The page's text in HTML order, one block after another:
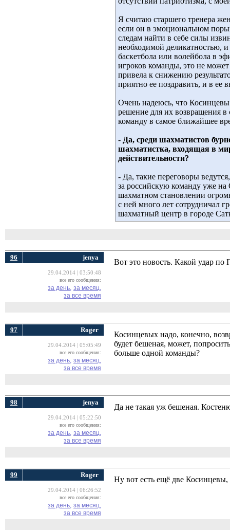
Я считаю старшего тренера
если он в эмоциональном
следам найти в себе силы
необходимой деликатностью,
баскетбола или волейбола в
игроков команды, это не
привела к снижению
приятно ее поздравить, и в ее
Очень надеюсь, что
решение для их возвращения
команду в самое ближайшее
- Да, среди шахматистов
шахматистка, входящая в
действительности?
- Да, такие переговоры
за российскую команду уже
шахматном становлении
с ней много лет сотрудничал
шахматный центр в городе
96 jenya
29.04.2014 | 03:50:48
все его сообщения:
за день, за месяц,
за все время
Вот это новость. Какой удар по
97 Roger
29.04.2014 | 05:05:49
все его сообщения:
за день, за месяц,
за все время
Косинцевых надо, конечно,
будет бешеная, может,
больше одной команды?
98 jenya
29.04.2014 | 05:22:50
все его сообщения:
за день, за месяц,
за все время
Да не такая уж бешеная.
99 Roger
29.04.2014 | 06:26:52
все его сообщения:
за день, за месяц,
за все время
Ну вот есть ещё две